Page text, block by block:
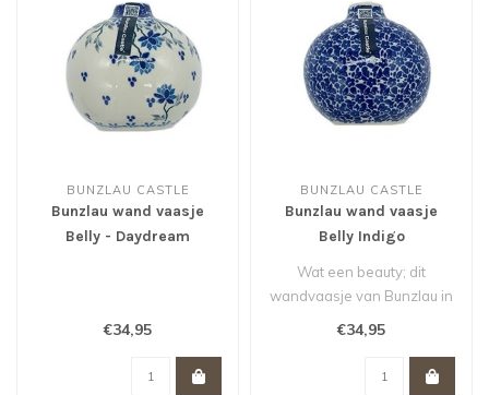
BUNZLAU CASTLE
Bunzlau wand vaasje
Belly - Daydream
€34,95
BUNZLAU CASTLE
Bunzlau wand vaasje
Belly Indigo
Wat een beauty; dit
wandvaasje van Bunzlau in
motief Indigo! Fijn als
€34,95